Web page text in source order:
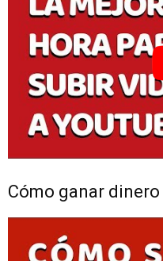
Cómo ganar